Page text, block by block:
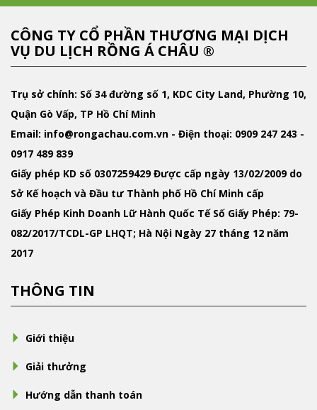
CÔNG TY CỔ PHẦN THƯƠNG MẠI DỊCH
VỤ DU LỊCH RỒNG Á CHÂU ®
Trụ sở chính: Số 34 đường số 1, KDC City Land, Phường 10,
Quận Gò Vấp, TP Hồ Chí Minh
Email: info@rongachau.com.vn - Điện thoại: 0909 247 243 -
0917 489 839
Giấy phép KD số 0307259429 Được cấp ngày 13/02/2009 do
Sở Kế hoạch và Đầu tư Thành phố Hồ Chí Minh cấp
Giấy Phép Kinh Doanh Lữ Hành Quốc TếSố Giấy Phép: 79-
082/2017/TCDL-GP LHQT; Hà Nội Ngày 27 tháng 12 năm
2017
THÔNG TIN
Giới thiệu
Giải thưởng
Hướng dẫn thanh toán